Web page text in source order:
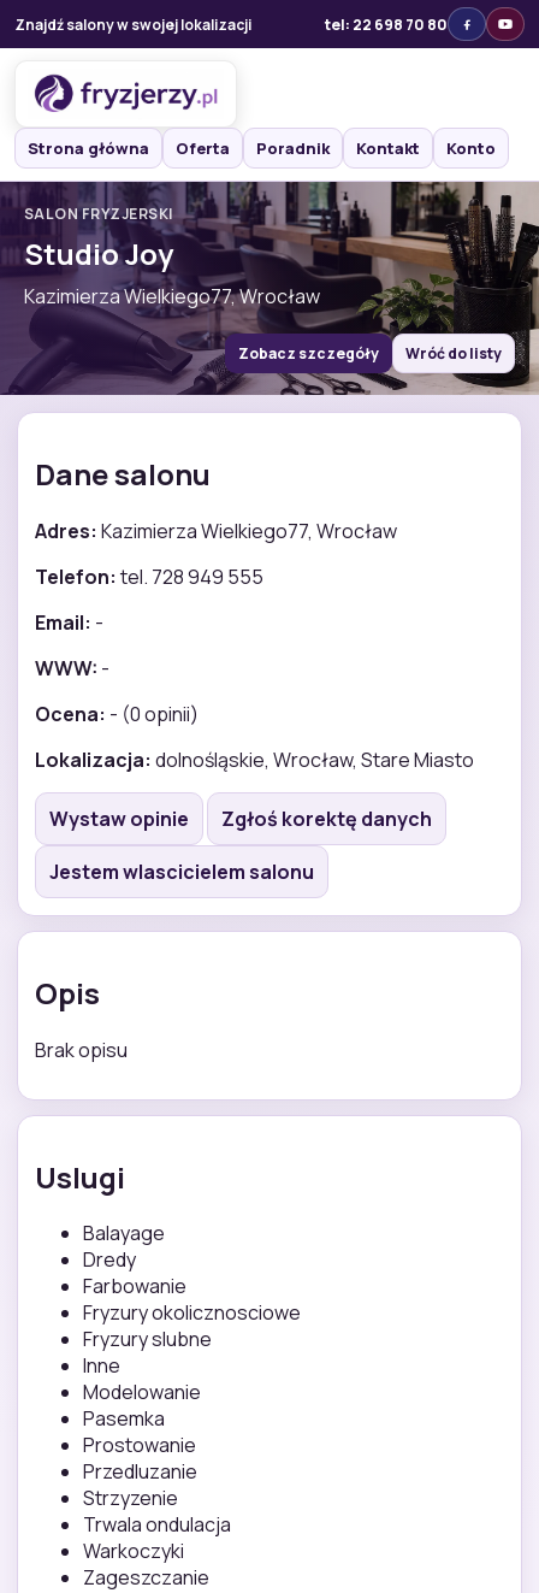
Znajdź salony w swojej lokalizacji tel: 22 698 70 80
Strona główna Oferta Poradnik Kontakt Konto
SALON FRYZJERSKI
Studio Joy
Kazimierza Wielkiego77, Wrocław
Zobacz szczegóły Wróć do listy
Dane salonu
Adres: Kazimierza Wielkiego77, Wrocław
Telefon: tel. 728 949 555
Email: -
WWW: -
Ocena: - (0 opinii)
Lokalizacja: dolnośląskie, Wrocław, Stare Miasto
Wystaw opinie
Zgłoś korektę danych
Jestem wlascicielem salonu
Opis
Brak opisu
Uslugi
Balayage
Dredy
Farbowanie
Fryzury okolicznosciowe
Fryzury slubne
Inne
Modelowanie
Pasemka
Prostowanie
Przedluzanie
Strzyzenie
Trwala ondulacja
Warkoczyki
Zageszczanie